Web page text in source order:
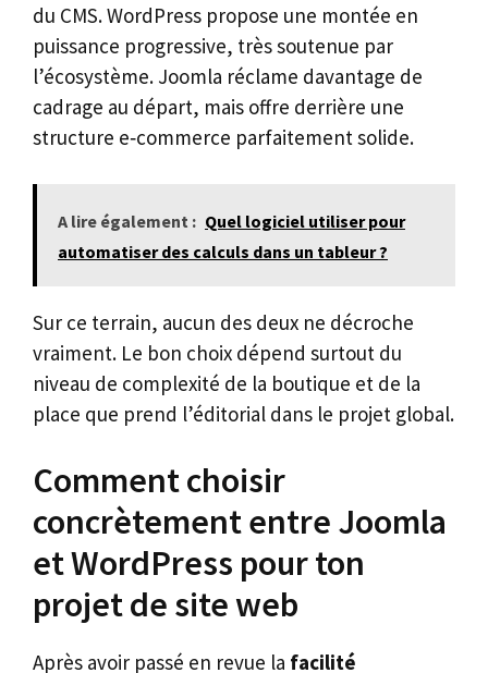
du CMS. WordPress propose une montée en
puissance progressive, très soutenue par
l’écosystème. Joomla réclame davantage de
cadrage au départ, mais offre derrière une
structure e‑commerce parfaitement solide.
A lire également : Quel logiciel utiliser pour
automatiser des calculs dans un tableur ?
Sur ce terrain, aucun des deux ne décroche
vraiment. Le bon choix dépend surtout du
niveau de complexité de la boutique et de la
place que prend l’éditorial dans le projet global.
Comment choisir
concrètement entre Joomla
et WordPress pour ton
projet de site web
Après avoir passé en revue la facilité